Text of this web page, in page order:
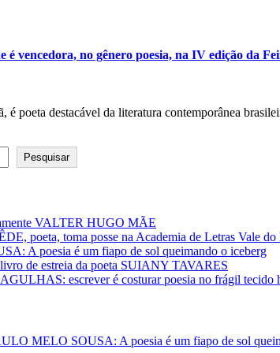
é vencedora, no gênero poesia, na IV edição da
é poeta destacável da literatura contemporânea
Pesquisar
VALTER HUGO MÃE
poeta, toma posse na Academia de Letras Vale do
A poesia é um fiapo de sol queimando o iceberg
de estreia da poeta SUIANY TAVARES
escrever é costurar poesia no frágil tecido
MELO SOUSA: A poesia é um fiapo de sol